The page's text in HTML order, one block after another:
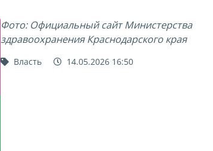
Фото: Официальный сайт Министерства
здравоохранения Краснодарского края
Власть 14.05.2026 16:50